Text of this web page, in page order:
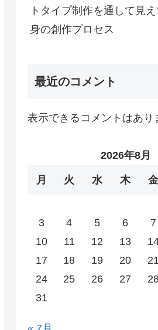
トタイプ制作を通して見
身の創作プロセス
最近のコメント
表示できるコメントはあり
2026年8月
月 火 水 木 金
3
4 5 6 7
10
11 12 13
17
18 19 20 21
24
25 26 27
31